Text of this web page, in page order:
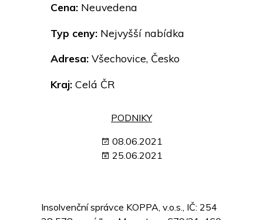
Cena: Neuvedena
Typ ceny: Nejvyšší nabídka
Adresa: Všechovice, Česko
Kraj: Celá ČR
PODNIKY
08.06.2021
25.06.2021
Insolvenční správce KOPPA, v.o.s., IČ: 254